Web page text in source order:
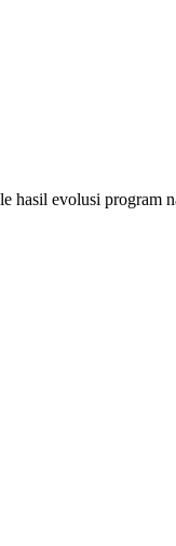
hasil evolusi program